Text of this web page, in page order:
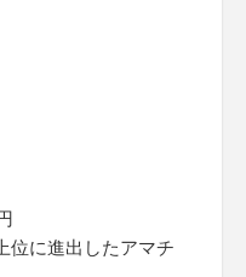
位に進出したアマチ